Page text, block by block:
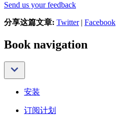
Send us your feedback
分享这篇文章: Twitter| Facebook
Book navigation
安装
订阅计划